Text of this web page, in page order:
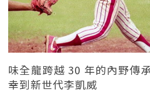
味全龍跨越 30 年的內野傳
幸到新世代李凱威